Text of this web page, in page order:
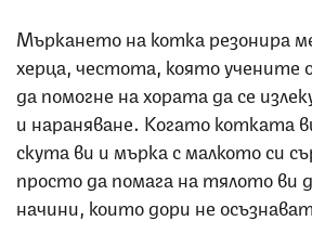
Мъркането на котка резонира
херца, честота, която учените
да помогне на хората да се
и нараняване. Когато котката
скута ви и мърка с малкото си
просто да помага на тялото ви
начини, които дори не